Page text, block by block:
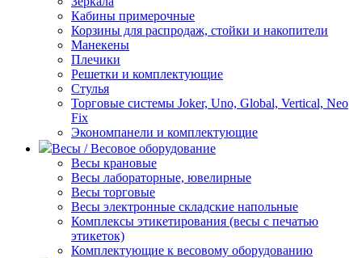
Кабины примерочные
Корзины для распродаж, стойки и накопители
Манекены
Плечики
Решетки и комплектующие
Стулья
Торговые системы Joker, Uno, Global, Vertical, Neo
Fix
Экономпанели и комплектующие
Весы / Весовое оборудование
Весы крановые
Весы лабораторные, ювелирные
Весы торговые
Весы электронные складские напольные
Комплексы этикетирования (весы с печатью
этикеток)
Комплектующие к весовому оборудованию